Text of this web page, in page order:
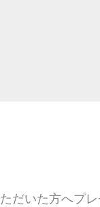
だいた方へプレ